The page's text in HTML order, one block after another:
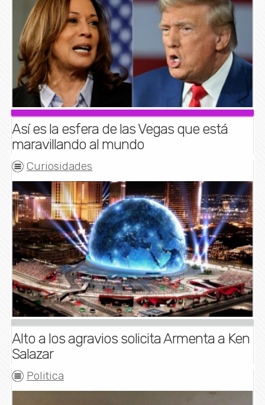
Así es la esfera de las Vegas que está
maravillando al mundo
Curiosidades
Alto a los agravios solicita Armenta a Ken
Salazar
Politica